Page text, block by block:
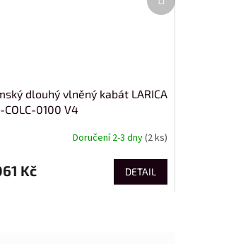
dlouhý vlněný kabát LARICA
COLC-0100 V4
Doručení 2-3 dny(2 ks)
Kč DETAIL
produkt